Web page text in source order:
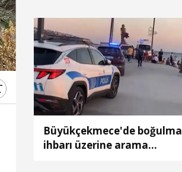
Büyükçekmece'de boğulma
ihbarı üzerine arama